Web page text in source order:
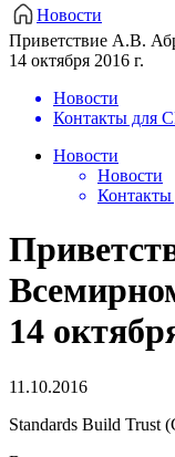
Новости
Приветствие А.В.
14 октября 2016 г.
Новости
Контакты для
Новости
Новости
14
11.10.2016
Standards Build Trust